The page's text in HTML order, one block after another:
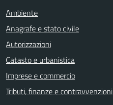
Ambiente
Anagrafe e stato civile
Autorizzazioni
Catasto e urbanistica
Imprese e commercio
Tributi, finanze e contravvenzioni